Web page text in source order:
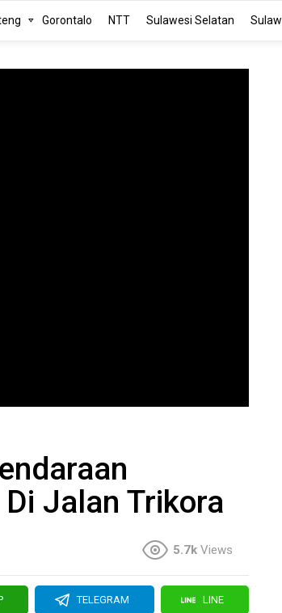
Gorontalo NTT Sulawesi Selatan
Jalan Trikora
5.7k Views
TELEGRAM LINE